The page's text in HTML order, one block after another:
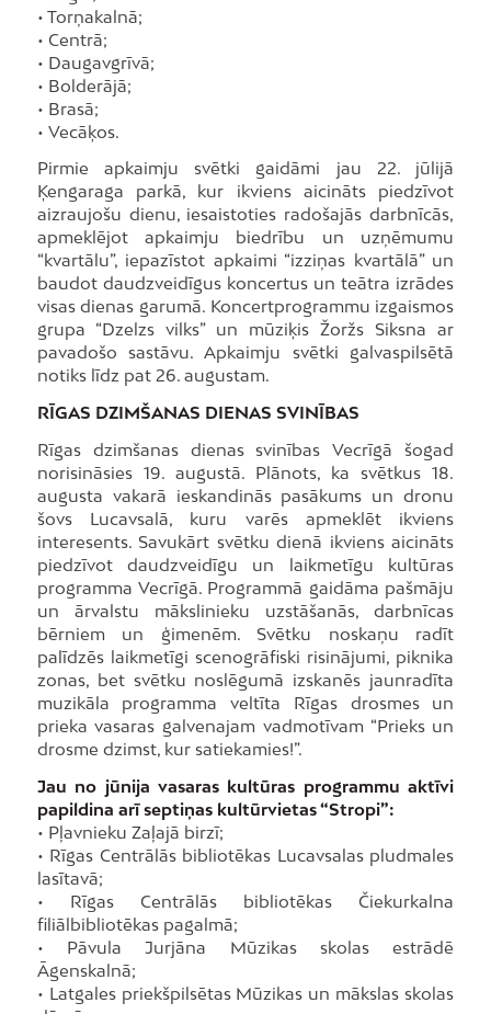
• Torņakalnā;
• Centrā;
• Daugavgrīvā;
• Bolderājā;
• Brasā;
• Vecāķos.
Pirmie apkaimju svētki gaidāmi jau 22. jūlijā
Ķengaraga parkā, kur ikviens aicināts piedzīvot
aizraujošu dienu, iesaistoties radošajās darbnīcās,
apmeklējot apkaimju biedrību un uzņēmumu
“kvartālu”, iepazīstot apkaimi “izziņas kvartālā” un
baudot daudzveidīgus koncertus un teātra izrādes
visas dienas garumā. Koncertprogrammu izgaismos
grupa “Dzelzs vilks” un mūziķis Žoržs Siksna ar
pavadošo sastāvu. Apkaimju svētki galvaspilsētā
notiks līdz pat 26. augustam.
RĪGAS DZIMŠANAS DIENAS SVINĪBAS
Rīgas dzimšanas dienas svinības Vecrīgā šogad
norisināsies 19. augustā. Plānots, ka svētkus 18.
augusta vakarā ieskandinās pasākums un dronu
šovs Lucavsalā, kuru varēs apmeklēt ikviens
interesents. Savukārt svētku dienā ikviens aicināts
piedzīvot daudzveidīgu un laikmetīgu kultūras
programma Vecrīgā. Programmā gaidāma pašmāju
un ārvalstu mākslinieku uzstāšanās, darbnīcas
bērniem un ģimenēm. Svētku noskaņu radīt
palīdzēs laikmetīgi scenogrāfiski risinājumi, piknika
zonas, bet svētku noslēgumā izskanēs jaunradīta
muzikāla programma veltīta Rīgas drosmes un
prieka vasaras galvenajam vadmotīvam “Prieks un
drosme dzimst, kur satiekamies!”.
Jau no jūnija vasaras kultūras programmu aktīvi
papildina arī septiņas kultūrvietas “Stropi”:
• Pļavnieku Zaļajā birzī;
• Rīgas Centrālās bibliotēkas Lucavsalas pludmales
lasītavā;
• Rīgas Centrālās bibliotēkas Čiekurkalna
filiālbibliotēkas pagalmā;
• Pāvula Jurjāna Mūzikas skolas estrādē
Āgenskalnā;
• Latgales priekšpilsētas Mūzikas un mākslas skolas